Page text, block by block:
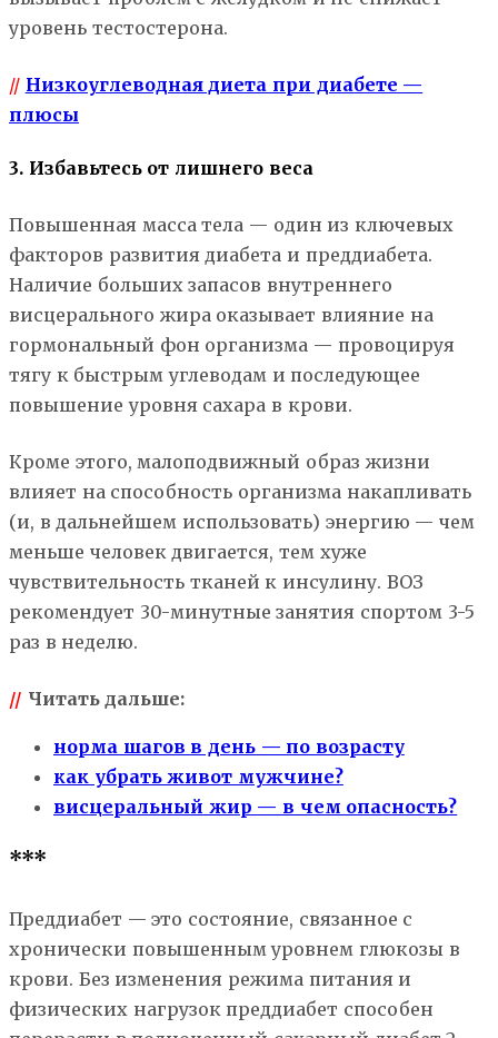
уровень тестостерона.
// Низкоуглеводная диета при диабете —
плюсы
3. Избавьтесь от лишнего веса
Повышенная масса тела — один из ключевых
факторов развития диабета и преддиабета.
Наличие больших запасов внутреннего
висцерального жира оказывает влияние на
гормональный фон организма — провоцируя
тягу к быстрым углеводам и последующее
повышение уровня сахара в крови.
Кроме этого, малоподвижный образ жизни
влияет на способность организма накапливать
(и, в дальнейшем использовать) энергию — чем
меньше человек двигается, тем хуже
чувствительность тканей к инсулину. ВОЗ
рекомендует 30-минутные занятия спортом 3-5
раз в неделю.
// Читать дальше:
норма шагов в день — по возрасту
как убрать живот мужчине?
висцеральный жир — в чем опасность?
***
Преддиабет — это состояние, связанное с
хронически повышенным уровнем глюкозы в
крови. Без изменения режима питания и
физических нагрузок преддиабет способен